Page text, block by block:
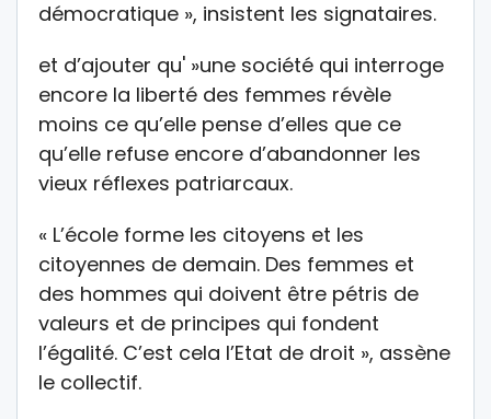
démocratique », insistent les signataires.
et d’ajouter qu' »une société qui interroge
encore la liberté des femmes révèle
moins ce qu’elle pense d’elles que ce
qu’elle refuse encore d’abandonner les
vieux réflexes patriarcaux.
« L’école forme les citoyens et les
citoyennes de demain. Des femmes et
des hommes qui doivent être pétris de
valeurs et de principes qui fondent
l’égalité. C’est cela l’Etat de droit », assène
le collectif.